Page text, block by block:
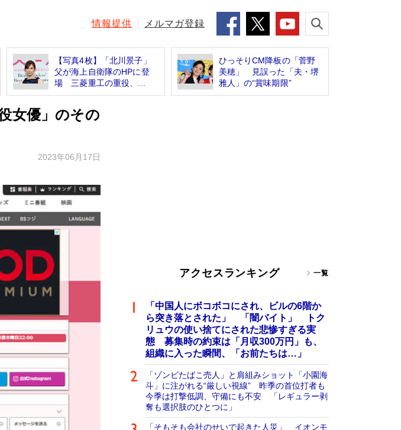
情報提供 メルマガ登録
【写真4枚】「北川景子」
父が海上自衛隊のHPに登
場 三菱重工の重役、...
ひっそりCM降板の「菅野
美穂」 見誤った「夫・堺
雅人」の“賞味期限”
女優」のその
2023年06月17日
アクセスランキング 一覧
「中国人にボコボコにされ、ビルの6階か
ら突き落とされた」 「闇バイト」 トク
リュウの使い捨てにされた悲惨すぎる実
態 募集時の約束は「月収300万円」も、
組織に入った瞬間、「お前たちは…」
「ゾンビたばこ売人」と肩組みショット「小園海
斗」に注がれる“厳しい視線” 昨季の首位打者も
今季は打撃低調、守備にも不安 「レギュラー剥
奪も選択肢のひとつに」
「そもそも会社のせいで起きた人災」 イオンモ